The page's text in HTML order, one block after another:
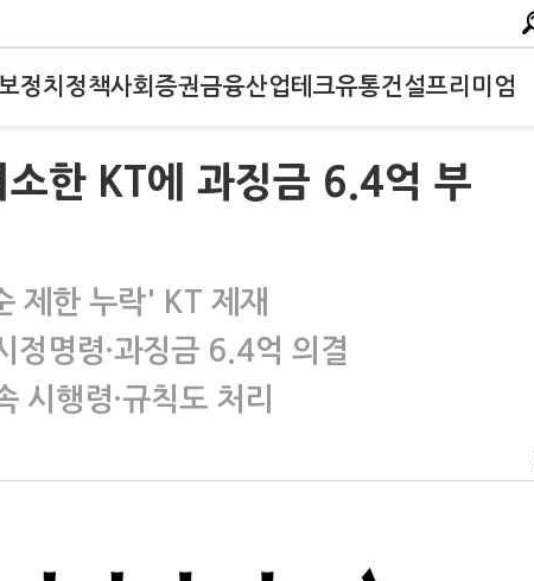
정치 정책사회 증권금융산업테크유통건설프리미엄
한 KT에 과징금 6.4억 부
제한 누락' KT 제재
명령·과징금 6.4억 의결
시행령·규칙도 처리